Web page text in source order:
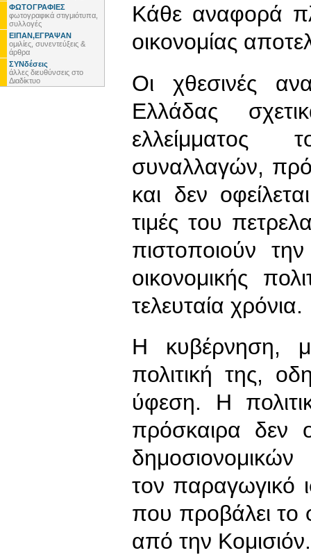
ΦΩΤΟΓΡΑΦΙΕΣ
φωτογραφικά στιγμιότυπα,
συλλογές
ΕΙΠΑΝ,ΕΓΡΑΨΑΝ
ομιλίες, συνεντεύξεις &
άρθρα
ΣΥΝδέσεις
άλλες διευθύνσεις στο
Διαδίκτυο
Κάθε αναφορά
οικονομίας
Οι χθεσινές
Ελλάδας
ελλείμματος
συναλλαγών,
και δεν
τιμές του
πιστοποιούν
οικονομικής
τελευταία χρόνια.
Η κυβέρνηση,
πολιτική της,
ύφεση. Η
πρόσκαιρα δεν
τον παραγωγικό
που προβάλει το
από την Κομισιόν.